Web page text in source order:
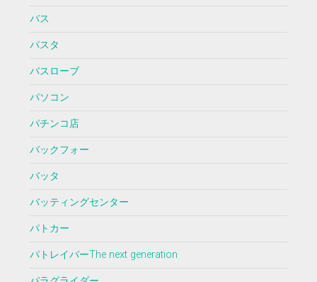
バス
パスタ
バスローブ
パソコン
パチンコ店
バックフォー
バッタ
バッティングセンター
パトカー
パトレイバーThe next generation